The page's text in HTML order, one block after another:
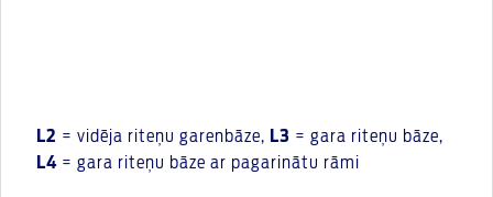
L2 = vidēja riteņu garenbāze, L3 = gara riteņu bāze,
L4 = gara riteņu bāze ar pagarinātu rāmi